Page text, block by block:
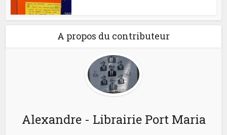
A propos du contributeur
Alexandre - Librairie Port Maria